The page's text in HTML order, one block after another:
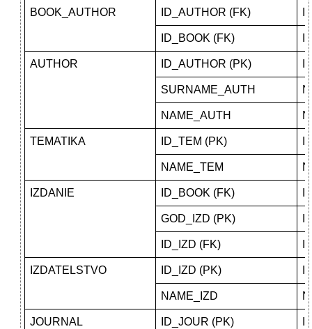
BOOK_AUTHOR ID_AUTHOR (FK)
ID_BOOK (FK)
AUTHOR ID_AUTHOR (PK)
SURNAME_AUTH
NAME_AUTH
TEMATIKA ID_TEM (PK)
NAME_TEM
IZDANIE ID_BOOK (FK)
GOD_IZD (PK)
ID_IZD (FK)
IZDATELSTVO ID_IZD (PK)
NAME_IZD
JOURNAL ID_JOUR (PK)